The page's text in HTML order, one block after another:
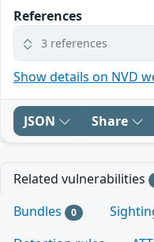
References
3 references
Show details on NVD
JSON Share
Related vulnerabilities
Bundles 0